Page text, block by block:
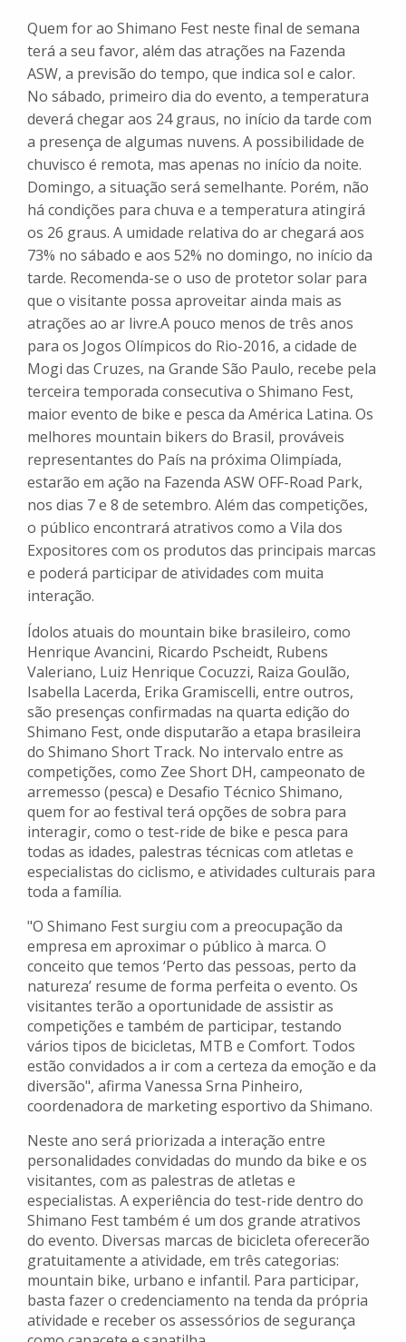
Quem for ao Shimano Fest neste final de semana
terá a seu favor, além das atrações na Fazenda
ASW, a previsão do tempo, que indica sol e calor.
No sábado, primeiro dia do evento, a temperatura
deverá chegar aos 24 graus, no início da tarde com
a presença de algumas nuvens. A possibilidade de
chuvisco é remota, mas apenas no início da noite.
Domingo, a situação será semelhante. Porém, não
há condições para chuva e a temperatura atingirá
os 26 graus. A umidade relativa do ar chegará aos
73% no sábado e aos 52% no domingo, no início da
tarde. Recomenda-se o uso de protetor solar para
que o visitante possa aproveitar ainda mais as
atrações ao ar livre.A pouco menos de três anos
para os Jogos Olímpicos do Rio-2016, a cidade de
Mogi das Cruzes, na Grande São Paulo, recebe pela
terceira temporada consecutiva o Shimano Fest,
maior evento de bike e pesca da América Latina. Os
melhores mountain bikers do Brasil, prováveis
representantes do País na próxima Olimpíada,
estarão em ação na Fazenda ASW OFF-Road Park,
nos dias 7 e 8 de setembro. Além das competições,
o público encontrará atrativos como a Vila dos
Expositores com os produtos das principais marcas
e poderá participar de atividades com muita
interação.
Ídolos atuais do mountain bike brasileiro, como
Henrique Avancini, Ricardo Pscheidt, Rubens
Valeriano, Luiz Henrique Cocuzzi, Raiza Goulão,
Isabella Lacerda, Erika Gramiscelli, entre outros,
são presenças confirmadas na quarta edição do
Shimano Fest, onde disputarão a etapa brasileira
do Shimano Short Track. No intervalo entre as
competições, como Zee Short DH, campeonato de
arremesso (pesca) e Desafio Técnico Shimano,
quem for ao festival terá opções de sobra para
interagir, como o test-ride de bike e pesca para
todas as idades, palestras técnicas com atletas e
especialistas do ciclismo, e atividades culturais para
toda a família.
"O Shimano Fest surgiu com a preocupação da
empresa em aproximar o público à marca. O
conceito que temos ‘Perto das pessoas, perto da
natureza’ resume de forma perfeita o evento. Os
visitantes terão a oportunidade de assistir as
competições e também de participar, testando
vários tipos de bicicletas, MTB e Comfort. Todos
estão convidados a ir com a certeza da emoção e da
diversão", afirma Vanessa Srna Pinheiro,
coordenadora de marketing esportivo da Shimano.
Neste ano será priorizada a interação entre
personalidades convidadas do mundo da bike e os
visitantes, com as palestras de atletas e
especialistas. A experiência do test-ride dentro do
Shimano Fest também é um dos grande atrativos
do evento. Diversas marcas de bicicleta oferecerão
gratuitamente a atividade, em três categorias:
mountain bike, urbano e infantil. Para participar,
basta fazer o credenciamento na tenda da própria
atividade e receber os assessórios de segurança